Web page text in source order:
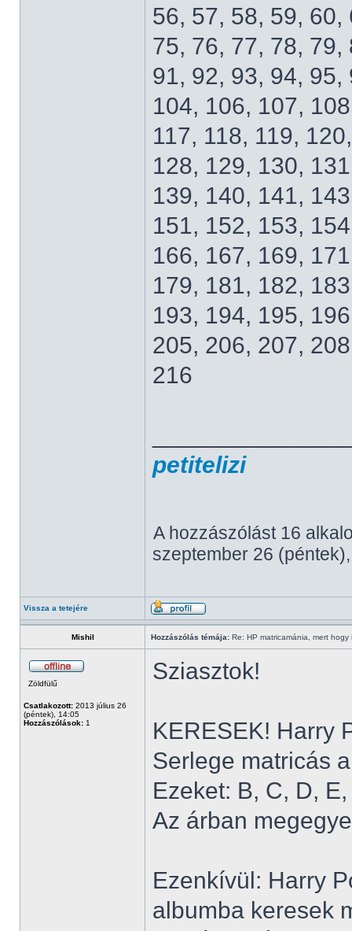
56, 57, 58, 59,
75, 76, 77, 78,
91, 92, 93, 94,
104, 106, 107,
117, 118, 119,
128, 129, 130,
139, 140, 141,
151, 152, 153,
166, 167, 169,
179, 181, 182,
193, 194, 195,
205, 206, 207,
216
petitelizi
A hozzászólást 16
szeptember 26
Vissza a tetejére
Mishil Hozzászólás témája: Re: HP matricamánia, mert hogy
Zöldfülű
Csatlakozott: 2013 július 26
(péntek), 14:05
Hozzászólások: 1
Sziasztok!
KERESEK! Harry
Serlege matricás
Ezeket: B, C, D,
Az árban
Ezenkívül: Harry
albumba keresek